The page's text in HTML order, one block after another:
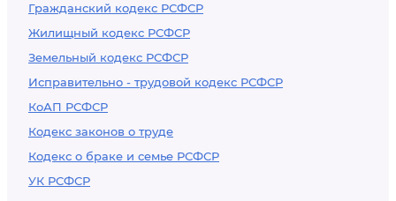
Гражданский кодекс РСФСР
Жилищный кодекс РСФСР
Земельный кодекс РСФСР
Исправительно - трудовой кодекс РСФСР
КоАП РСФСР
Кодекс законов о труде
Кодекс о браке и семье РСФСР
УК РСФСР